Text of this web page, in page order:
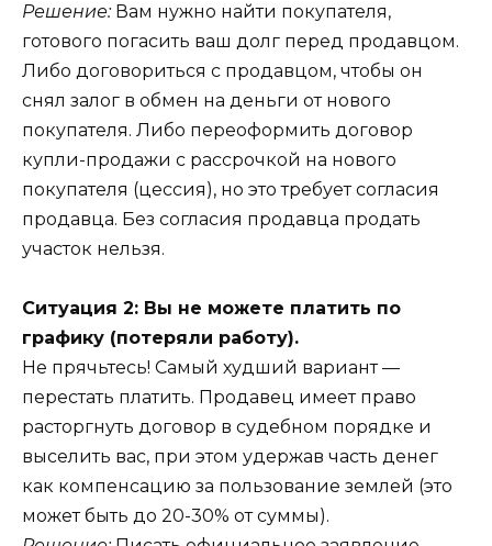
Решение:Вам нужно найти покупателя,
готового погасить ваш долг перед продавцом.
Либо договориться с продавцом, чтобы он
снял залог в обмен на деньги от нового
покупателя. Либо переоформить договор
купли-продажи с рассрочкой на нового
покупателя (цессия), но это требует согласия
продавца. Без согласия продавца продать
участок нельзя.
Ситуация 2: Вы не можете платить по
графику (потеряли работу).
Не прячьтесь! Самый худший вариант —
перестать платить. Продавец имеет право
расторгнуть договор в судебном порядке и
выселить вас, при этом удержав часть денег
как компенсацию за пользование землей (это
может быть до 20-30% от суммы).